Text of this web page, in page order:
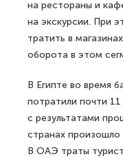
на рестораны и
на экскурсии. При
тратить в
оборота в этом
В Египте во время
потратили почти
с результатами
странах произошло
В ОАЭ траты